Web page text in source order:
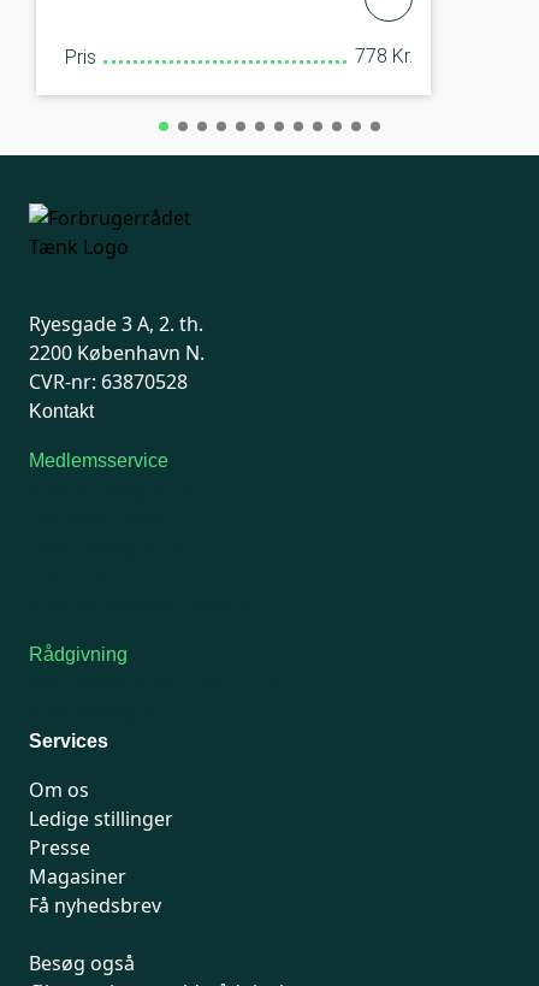
Pris 778 Kr.
Ryesgade 3 A, 2. th.
2200 København N.
CVR-nr: 63870528
Kontakt
Medlemsservice
Rådgivning
Services
Om os
Ledige stillinger
Presse
Magasiner
Få nyhedsbrev
Besøg også